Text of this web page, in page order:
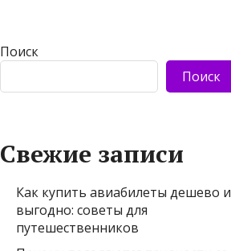
Поиск
Поиск
Свежие записи
Как купить авиабилеты дешево и
выгодно: советы для
путешественников